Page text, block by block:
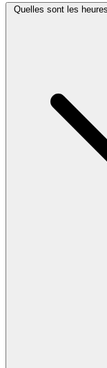
Quelles sont les